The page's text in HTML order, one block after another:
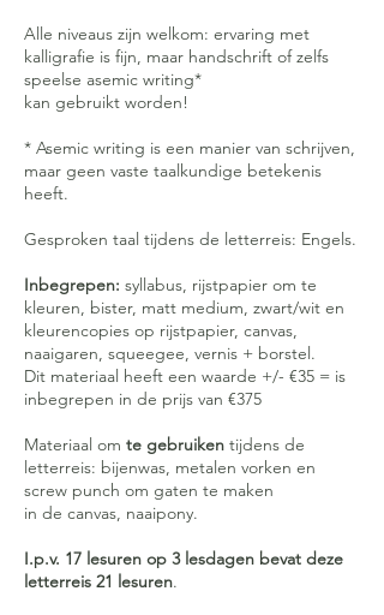
Alle niveaus zijn welkom: ervaring met
kalligrafie is fijn, maar handschrift of zelfs
speelse asemic writing*
kan gebruikt worden!
* Asemic writing is een manier van schrijven,
maar geen vaste taalkundige betekenis
heeft.
Gesproken taal tijdens de letterreis: Engels.
Inbegrepen: syllabus, rijstpapier om te
kleuren, bister, matt medium, zwart/wit en
kleurencopies op rijstpapier, canvas,
naaigaren, squeegee, vernis + borstel.
Dit materiaal heeft een waarde +/- €35 = is
inbegrepen in de prijs van €375
Materiaal om te gebruiken tijdens de
letterreis: bijenwas, metalen vorken en
screw punch om gaten te maken
in de canvas, naaipony.
I.p.v. 17 lesuren op 3 lesdagen bevat deze
letterreis 21 lesuren.